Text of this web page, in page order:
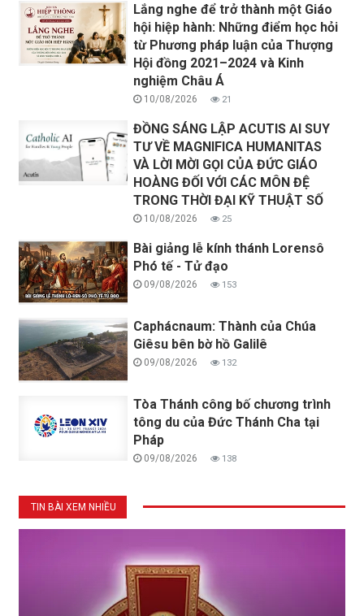
Lắng nghe để trở thành một Giáo
hội hiệp hành: Những điểm học hỏi
từ Phương pháp luận của Thượng
Hội đồng 2021–2024 và Kinh
nghiệm Châu Á
10/08/2026 21
ĐỒNG SÁNG LẬP ACUTIS AI SUY
TƯ VỀ MAGNIFICA HUMANITAS
VÀ LỜI MỜI GỌI CỦA ĐỨC GIÁO
HOÀNG ĐỐI VỚI CÁC MÔN ĐỆ
TRONG THỜI ĐẠI KỸ THUẬT SỐ
10/08/2026 25
Bài giảng lễ kính thánh Lorensô
Phó tế - Tử đạo
09/08/2026 153
Caphácnaum: Thành của Chúa
Giêsu bên bờ hồ Galilê
09/08/2026 132
Tòa Thánh công bố chương trình
tông du của Đức Thánh Cha tại
Pháp
09/08/2026 138
TIN BÀI XEM NHIỀU